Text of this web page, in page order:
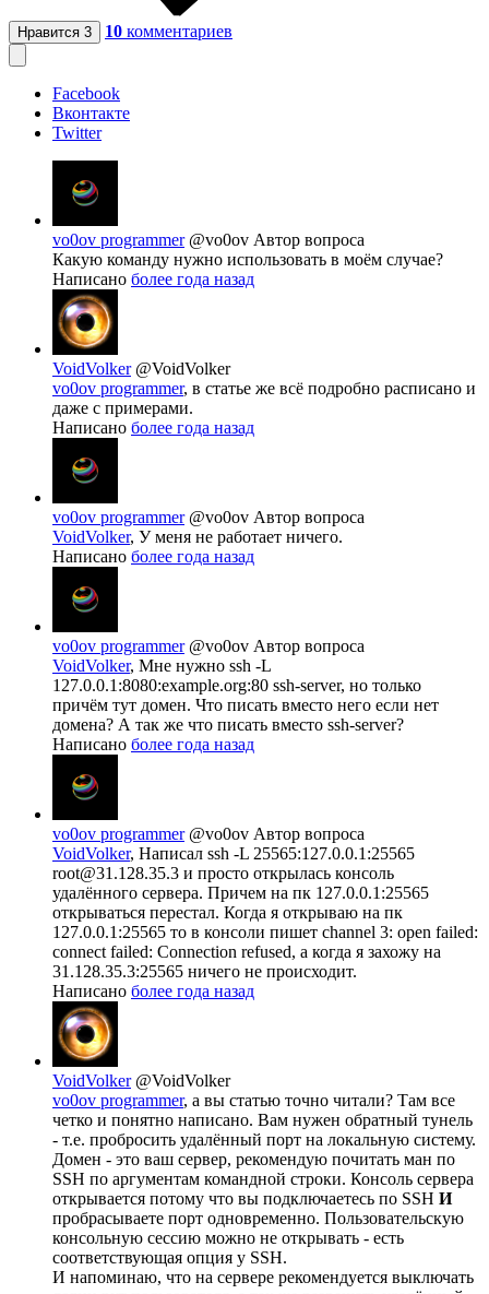
Нравится 3 10 комментариев
Facebook
Вконтакте
Twitter
vo0ov programmer @vo0ov Автор вопроса
Какую команду нужно использовать в моём случае?
Написано более года назад
VoidVolker @VoidVolker
vo0ov programmer, в статье же всё подробно расписано и
даже с примерами.
Написано более года назад
vo0ov programmer @vo0ov Автор вопроса
VoidVolker, У меня не работает ничего.
Написано более года назад
vo0ov programmer @vo0ov Автор вопроса
VoidVolker, Мне нужно ssh -L
127.0.0.1:8080:example.org:80 ssh-server, но только
причём тут домен. Что писать вместо него если нет
домена? А так же что писать вместо ssh-server?
Написано более года назад
vo0ov programmer @vo0ov Автор вопроса
VoidVolker, Написал ssh -L 25565:127.0.0.1:25565
root@31.128.35.3 и просто открылась консоль
удалённого сервера. Причем на пк 127.0.0.1:25565
открываться перестал. Когда я открываю на пк
127.0.0.1:25565 то в консоли пишет channel 3: open failed:
connect failed: Connection refused, а когда я захожу на
31.128.35.3:25565 ничего не происходит.
Написано более года назад
VoidVolker @VoidVolker
vo0ov programmer, а вы статью точно читали? Там все
четко и понятно написано. Вам нужен обратный тунель
- т.е. пробросить удалённый порт на локальную систему.
Домен - это ваш сервер, рекомендую почитать ман по
SSH по аргументам командной строки. Консоль сервера
открывается потому что вы подключаетесь по SSH И
пробрасываете порт одновременно. Пользовательскую
консольную сессию можно не открывать - есть
соответствующая опция у SSH.
И напоминаю, что на сервере рекомендуется выключать